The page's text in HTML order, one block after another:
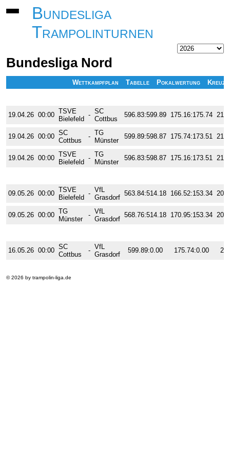
Bundesliga
Trampolinturnen
Bundesliga Nord
Wettkampfplan Tabelle Pokalwertung
19.04.26 00:00 TSVE
Bielefeld
- SC
Cottbus
596.83:599.89 175.16:175.74
19.04.26 00:00 SC
Cottbus
- TG
Münster
599.89:598.87 175.74:173.51
19.04.26 00:00 TSVE
Bielefeld
- TG
Münster
596.83:598.87 175.16:173.51
09.05.26 00:00 TSVE
Bielefeld
- VfL
Grasdorf
563.84:514.18 166.52:153.34
09.05.26 00:00 TG
Münster
- VfL
Grasdorf
568.76:514.18 170.95:153.34
16.05.26 00:00 SC
Cottbus
- VfL
Grasdorf
599.89:0.00 175.74:0.00
© 2026 by trampolin-liga.de